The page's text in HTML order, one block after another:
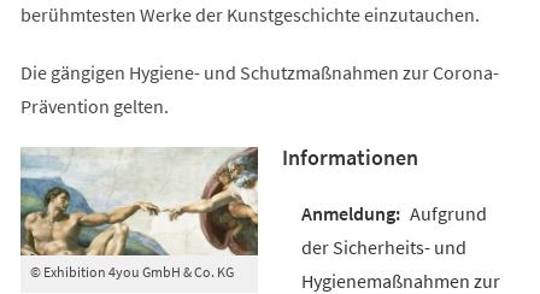
berühmtesten Werke der Kunstgeschichte einzutauchen.
Die gängigen Hygiene- und Schutzmaßnahmen zur Corona-
Prävention gelten.
© Exhibition 4you GmbH & Co. KG
Informationen
Aufgrund
der Sicherheits- und
Hygienemaßnahmen zur